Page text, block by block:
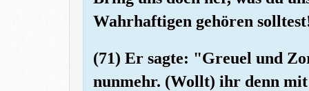
Wahrhaftigen gehören
(71) Er sagte: "Greuel und
nunmehr. (Wollt) ihr denn